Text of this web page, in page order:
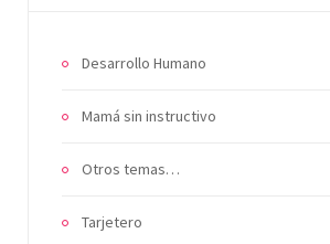
Desarrollo Humano
Mamá sin instructivo
Otros temas…
Tarjetero